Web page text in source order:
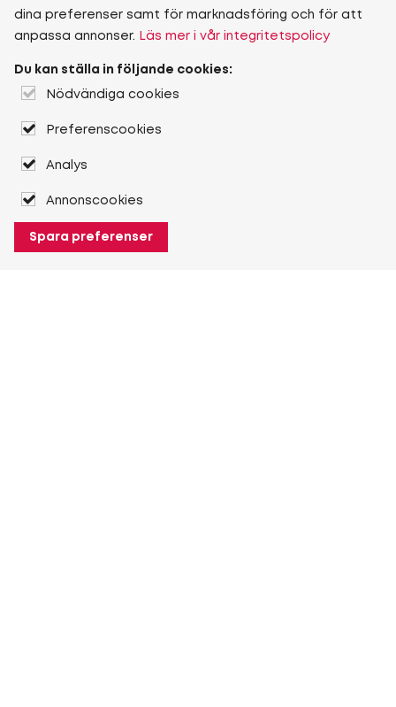
dina preferenser samt för marknadsföring och för att
anpassa annonser.
Läs mer i vår integritetspolicy
Du kan ställa in följande cookies:
Nödvändiga cookies
Preferenscookies
Analys
Annonscookies
Spara preferenser